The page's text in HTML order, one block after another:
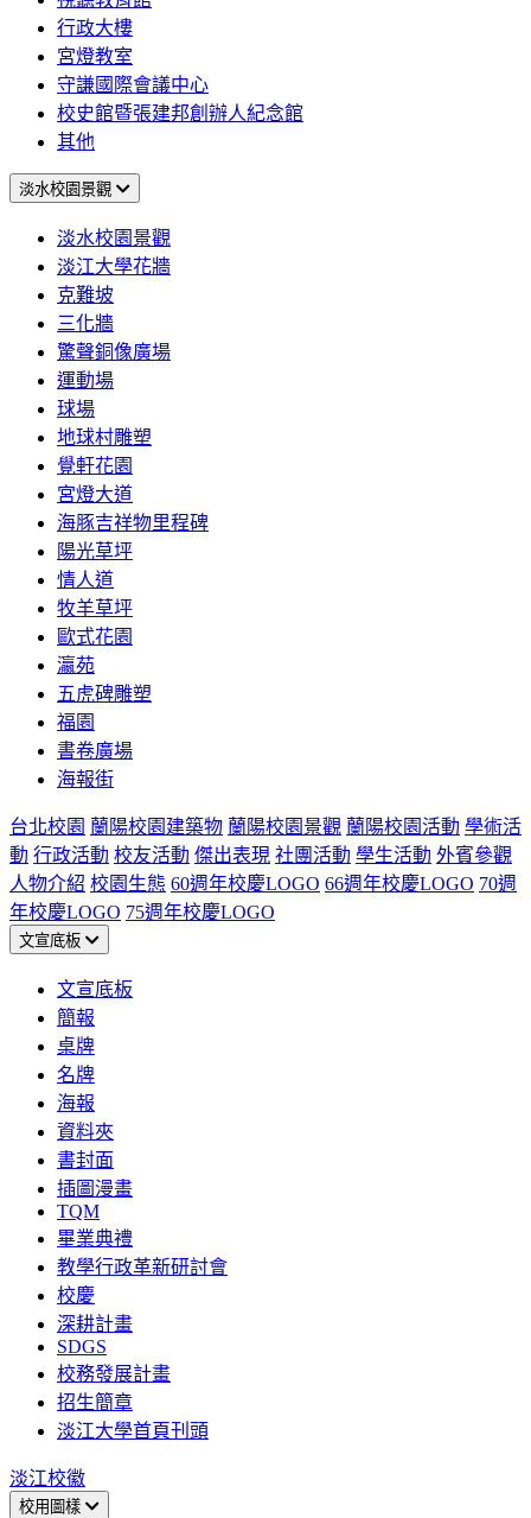
行政大樓
宮燈教室
守謙國際會議中心
校史館暨張建邦創辦人紀念館
其他
淡水校園景觀
淡水校園景觀
淡江大學花牆
克難坡
三化牆
驚聲銅像廣場
運動場
球場
地球村雕塑
覺軒花園
宮燈大道
海豚吉祥物里程碑
陽光草坪
情人道
牧羊草坪
歐式花園
瀛苑
五虎碑雕塑
福園
書卷廣場
海報街
台北校園 蘭陽校園建築物 蘭陽校園景觀 蘭陽校園活動 學術活
動 行政活動 校友活動 傑出表現 社團活動 學生活動 外賓參觀
人物介紹 校園生態 60週年校慶LOGO 66週年校慶LOGO 70週
年校慶LOGO 75週年校慶LOGO
文宣底板
文宣底板
簡報
桌牌
名牌
海報
資料夾
書封面
插圖漫畫
TQM
畢業典禮
教學行政革新研討會
校慶
深耕計畫
SDGS
校務發展計畫
招生簡章
淡江大學首頁刊頭
淡江校徽
校用圖樣